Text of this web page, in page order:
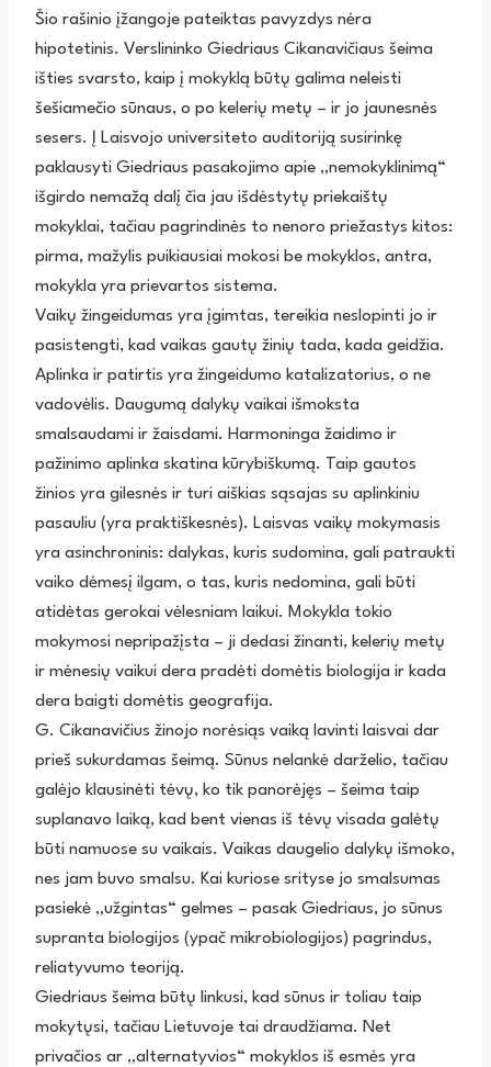
Šio rašinio įžangoje pateiktas pavyzdys nėra
hipotetinis. Verslininko Giedriaus Cikanavičiaus šeima
išties svarsto, kaip į mokyklą būtų galima neleisti
šešiamečio sūnaus, o po kelerių metų – ir jo jaunesnės
sesers. Į Laisvojo universiteto auditoriją susirinkę
paklausyti Giedriaus pasakojimo apie „nemokyklinimą“
išgirdo nemažą dalį čia jau išdėstytų priekaištų
mokyklai, tačiau pagrindinės to nenoro priežastys kitos:
pirma, mažylis puikiausiai mokosi be mokyklos, antra,
mokykla yra prievartos sistema.
Vaikų žingeidumas yra įgimtas, tereikia neslopinti jo ir
pasistengti, kad vaikas gautų žinių tada, kada geidžia.
Aplinka ir patirtis yra žingeidumo katalizatorius, o ne
vadovėlis. Daugumą dalykų vaikai išmoksta
smalsaudami ir žaisdami. Harmoninga žaidimo ir
pažinimo aplinka skatina kūrybiškumą. Taip gautos
žinios yra gilesnės ir turi aiškias sąsajas su aplinkiniu
pasauliu (yra praktiškesnės). Laisvas vaikų mokymasis
yra asinchroninis: dalykas, kuris sudomina, gali patraukti
vaiko dėmesį ilgam, o tas, kuris nedomina, gali būti
atidėtas gerokai vėlesniam laikui. Mokykla tokio
mokymosi nepripažįsta – ji dedasi žinanti, kelerių metų
ir mėnesių vaikui dera pradėti domėtis biologija ir kada
dera baigti domėtis geografija.
G. Cikanavičius žinojo norėsiąs vaiką lavinti laisvai dar
prieš sukurdamas šeimą. Sūnus nelankė darželio, tačiau
galėjo klausinėti tėvų, ko tik panorėjęs – šeima taip
suplanavo laiką, kad bent vienas iš tėvų visada galėtų
būti namuose su vaikais. Vaikas daugelio dalykų išmoko,
nes jam buvo smalsu. Kai kuriose srityse jo smalsumas
pasiekė „užgintas“ gelmes – pasak Giedriaus, jo sūnus
supranta biologijos (ypač mikrobiologijos) pagrindus,
reliatyvumo teoriją.
Giedriaus šeima būtų linkusi, kad sūnus ir toliau taip
mokytųsi, tačiau Lietuvoje tai draudžiama. Net
privačios ar „alternatyvios“ mokyklos iš esmės yra